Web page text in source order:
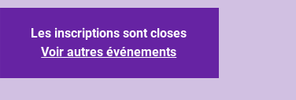
Les inscriptions sont closes
Voir autres événements